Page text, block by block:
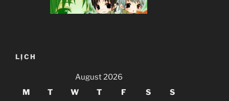
LỊCH
August 2026
M
T W T F S S